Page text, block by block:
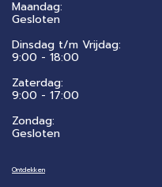
Maandag:
Gesloten
Dinsdag t/m Vrijdag:
9:00 - 18:00
Zaterdag:
​9:00 - 17:00
Zondag:
Gesloten
Ontdekken